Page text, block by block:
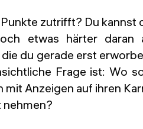
zutrifft? Du kannst
etwas härter daran
du gerade erst
Frage ist: Wo
Anzeigen auf ihren
nehmen?